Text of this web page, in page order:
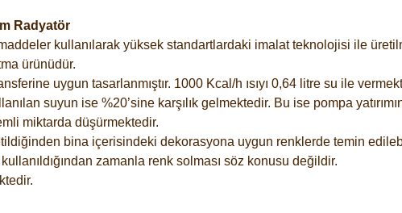
Radyatör
kullanılarak yüksek standartlardaki imalat teknolojisi ile
ürünüdür.
uygun tasarlanmıştır. 1000 Kcal/h ısıyı 0,64 litre su ile
suyun ise %20’sine karşılık gelmektedir. Bu ise pompa
miktarda düşürmektedir.
bina içerisindeki dekorasyona uygun renklerde temin
zamanla renk solması söz konusu değildir.